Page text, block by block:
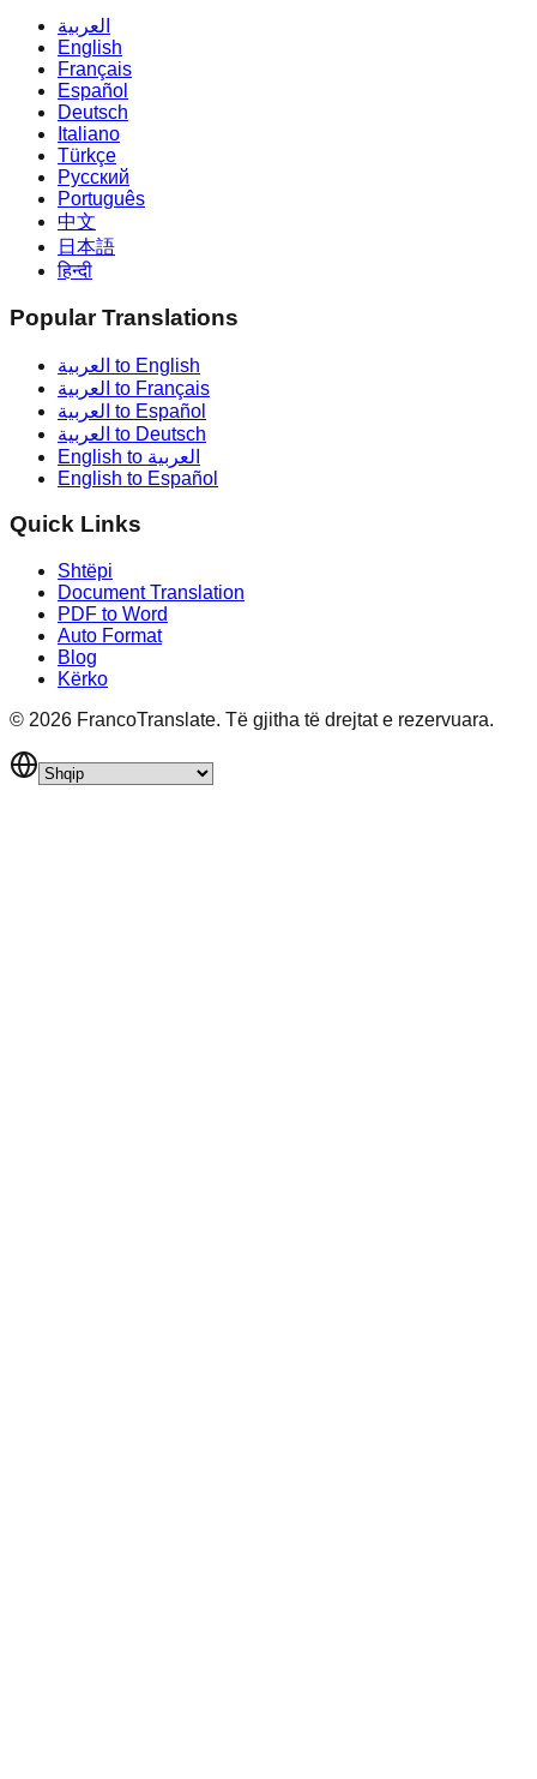
العربية
English
Français
Español
Deutsch
Italiano
Türkçe
Русский
Português
中文
日本語
हिन्दी
Popular Translations
العربية to English
العربية to Français
العربية to Español
العربية to Deutsch
English to العربية
English to Español
Quick Links
Shtëpi
Document Translation
PDF to Word
Auto Format
Blog
Kërko
© 2026 FrancoTranslate. Të gjitha të drejtat e rezervuara.